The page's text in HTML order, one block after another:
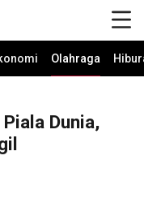
Olahraga
Dunia,